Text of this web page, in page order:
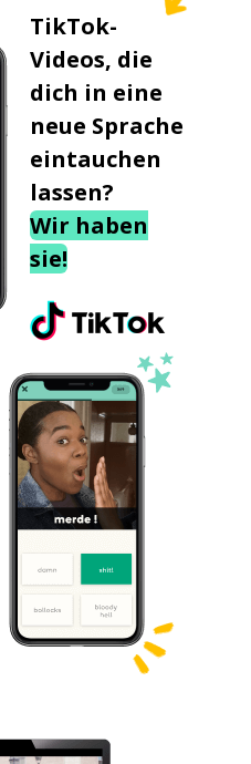
TikTok-
Videos, die
dich in eine
neue Sprache
eintauchen
lassen?
Wir haben
sie!